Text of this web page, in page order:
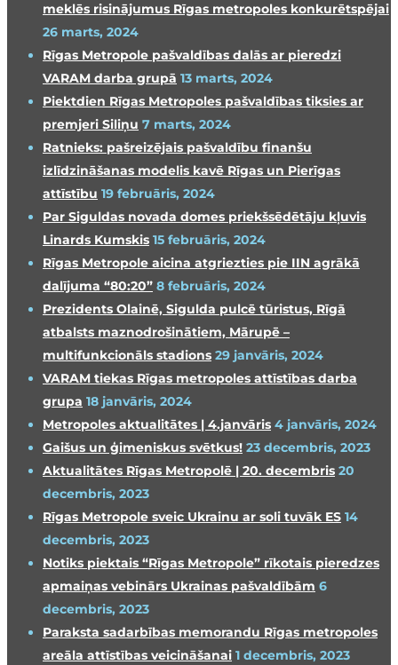
meklēs risinājumus Rīgas metropoles konkurētspējai
26 marts, 2024
Rīgas Metropole pašvaldības dalās ar pieredzi
VARAM darba grupā 13 marts, 2024
Piektdien Rīgas Metropoles pašvaldības tiksies ar
premjeri Siliņu 7 marts, 2024
Ratnieks: pašreizējais pašvaldību finanšu
izlīdzināšanas modelis kavē Rīgas un Pierīgas
attīstību 19 februāris, 2024
Par Siguldas novada domes priekšsēdētāju kļuvis
Linards Kumskis 15 februāris, 2024
Rīgas Metropole aicina atgriezties pie IIN agrākā
dalījuma “80:20” 8 februāris, 2024
Prezidents Olainē, Sigulda pulcē tūristus, Rīgā
atbalsts maznodrošinātiem, Mārupē –
multifunkcionāls stadions 29 janvāris, 2024
VARAM tiekas Rīgas metropoles attīstības darba
grupa 18 janvāris, 2024
Metropoles aktualitātes | 4.janvāris 4 janvāris, 2024
Gaišus un ģimeniskus svētkus! 23 decembris, 2023
Aktualitātes Rīgas Metropolē | 20. decembris 20
decembris, 2023
Rīgas Metropole sveic Ukrainu ar soli tuvāk ES 14
decembris, 2023
Notiks piektais “Rīgas Metropole” rīkotais pieredzes
apmaiņas vebinārs Ukrainas pašvaldībām 6
decembris, 2023
Paraksta sadarbības memorandu Rīgas metropoles
areāla attīstības veicināšanai 1 decembris, 2023